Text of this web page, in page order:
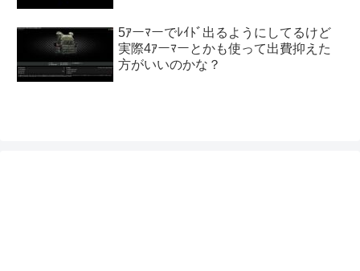
5ｱーﾏーでﾚｲﾄﾞ出るようにしてるけど
実際4ｱーﾏーとかも使って出費抑えた
方がいいのかな？